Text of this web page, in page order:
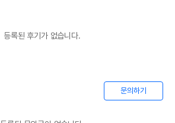
등록된 후기가 없습니다.
문의하기